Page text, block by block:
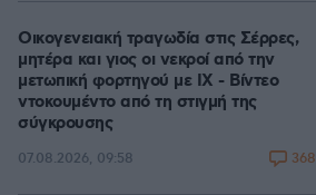
Οικογενειακή τραγωδία στις Σέρρες,
μητέρα και γιος οι νεκροί από την
μετωπική φορτηγού με ΙΧ - Βίντεο
ντοκουμέντο από τη στιγμή της
σύγκρουσης
07.08.2026, 09:58 368